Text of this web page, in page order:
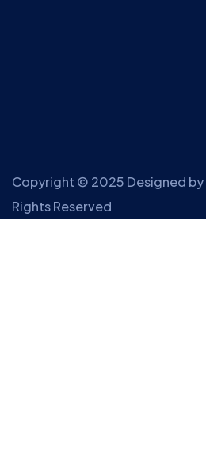
Copyright © 2025 Designed by
Rights Reserved